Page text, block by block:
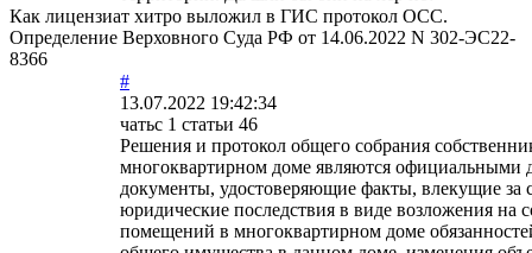
Как лицензиат хитро выложил в ГИС протокол ОСС.
Определение Верховного Суда РФ от 14.06.2022 N 302-ЭС22-
8366
#
13.07.2022 19:42:34
чатьс 1 статьи 46
Решения и протокол общего собрания
многоквартирном доме являются официальными
документы, удостоверяющие факты, влекущие за
юридические последствия в виде возложения на
помещений в многоквартирном доме